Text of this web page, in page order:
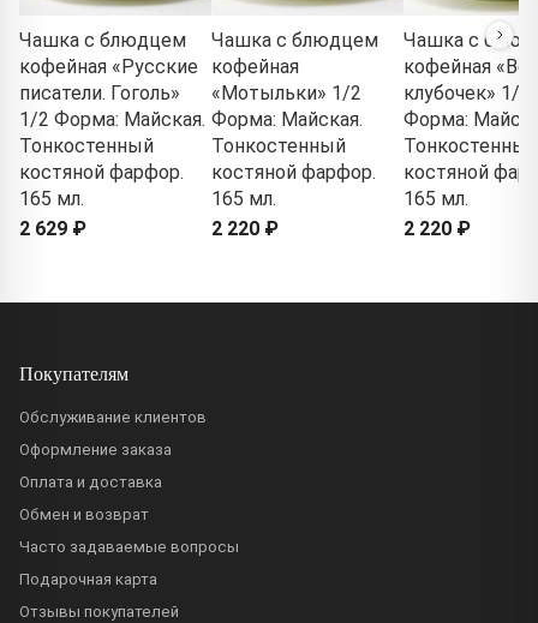
Чашка с блюдцем
кофейная «Русские
писатели. Гоголь»
1/2 Форма: Майская.
Тонкостенный
костяной фарфор.
165 мл.
2 629 ₽
Чашка с блюдцем
кофейная
«Мотыльки» 1/2
Форма: Майская.
Тонкостенный
костяной фарфор.
165 мл.
2 220 ₽
Чашка с
кофейная
клубочек» 1/2
Форма:
Тонкостенный
костяной
165 мл.
2 220 ₽
Покупателям
Обслуживание клиентов
Оформление заказа
Оплата и доставка
Обмен и возврат
Часто задаваемые вопросы
Подарочная карта
Отзывы покупателей